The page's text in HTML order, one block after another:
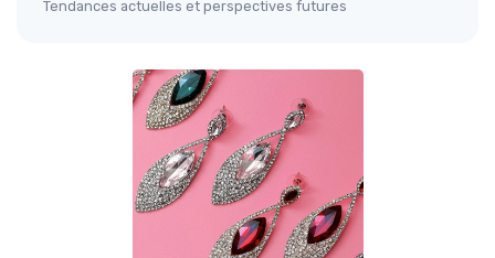
Tendances actuelles et perspectives futures